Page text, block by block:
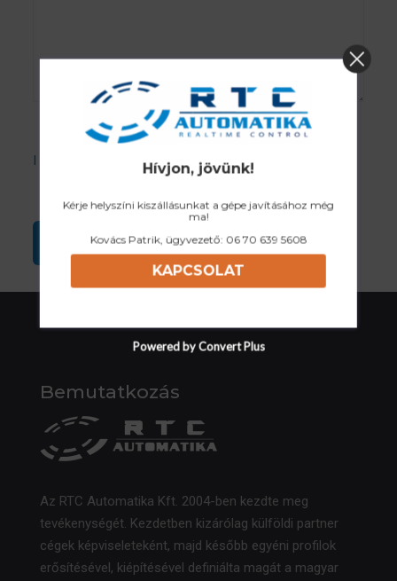
I accept the Privacy Policy
Bemutatkozás
Az RTC Automatika Kft. 2004-ben kezdte meg
tevékenységét. Kezdetben kizárólag külföldi partner
cégek képviseleteként, majd később egyéni profilok
erősítésével, kiépítésével definiálta magát a magyar
Hívjon, jövünk!
Kérje helyszíni kiszállásunkat a gépe javításához még
ma!
Kovács Patrik, ügyvezető: 06 70 639 5608
KAPCSOLAT
Powered by Convert Plus